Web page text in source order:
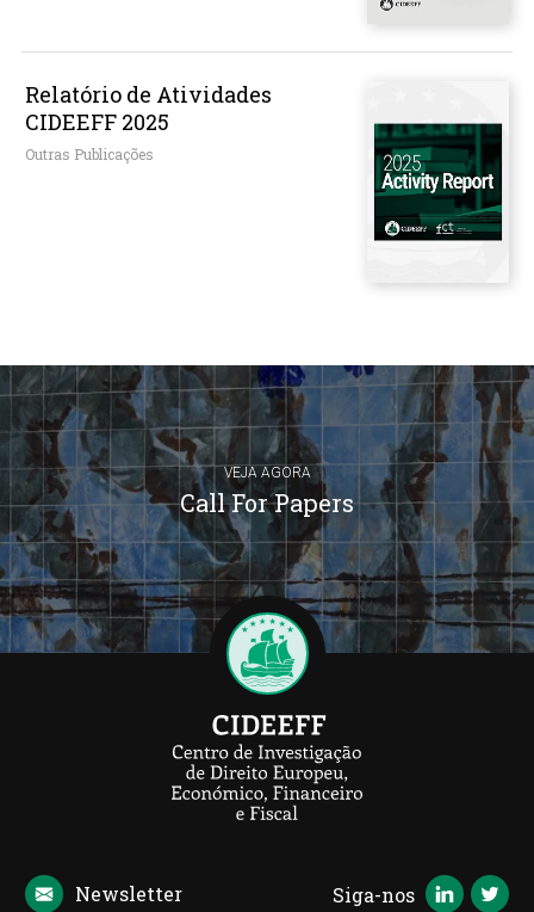
Relatório de Atividades
CIDEEFF 2025
Outras Publicações
VEJA AGORA
Call For Papers
Newsletter Siga-nos